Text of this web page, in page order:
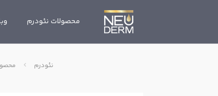
محصولات نئودرم
نئودرم